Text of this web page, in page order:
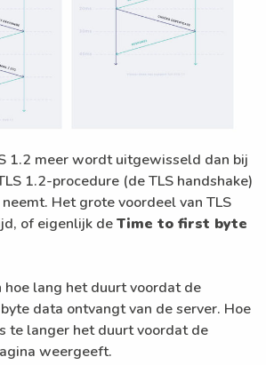
1.2 meer wordt uitgewisseld dan bij
1.2-procedure (de TLS handshake)
Het grote voordeel van TLS
of eigenlijk deTime to first byte
hoe lang het duurt voordat de
data ontvangt van de server. Hoe
te langer het duurt voordat de
weergeeft.